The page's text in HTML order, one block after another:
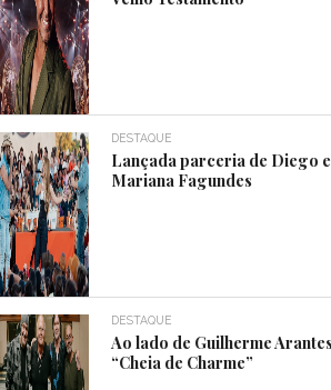
DESTAQUE
Lançada parceria de Diego
Mariana Fagundes
DESTAQUE
Ao lado de Guilherme
“Cheia de Charme”